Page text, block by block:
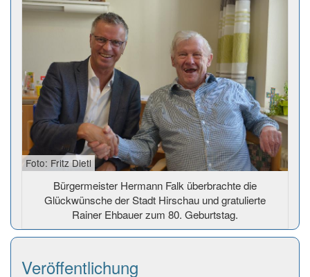
Foto: Fritz Dietl
Bürgermeister Hermann Falk überbrachte die
Glückwünsche der Stadt Hirschau und gratulierte
Rainer Ehbauer zum 80. Geburtstag.
Veröffentlichung